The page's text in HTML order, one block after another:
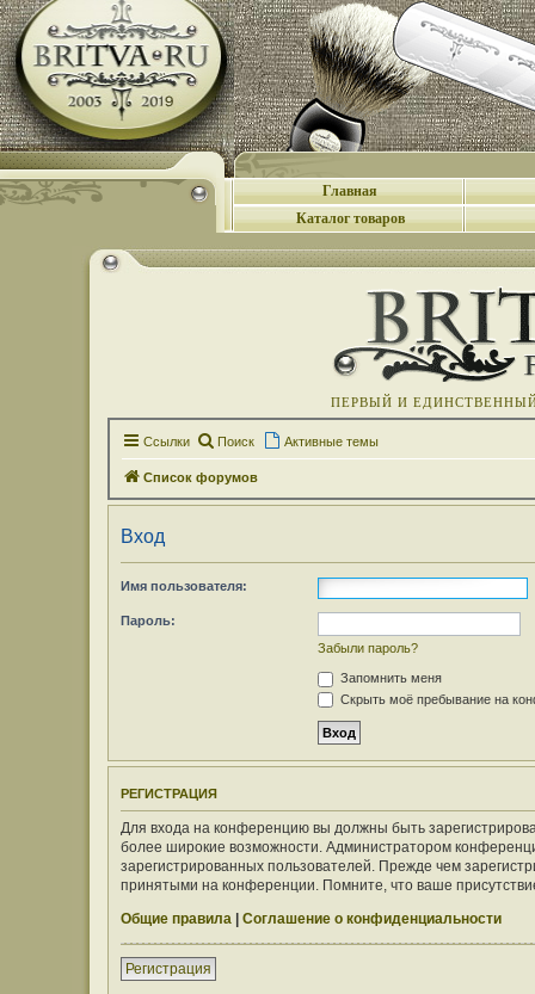
Главная
Каталог товаров
ПЕРВЫЙ И
Ссылки Поиск Активные темы
Список форумов
Вход
Имя пользователя:
Пароль:
Забыли пароль?
Запомнить меня
Скрыть моё пребывание на
РЕГИСТРАЦИЯ
Для входа на конференцию вы должны быть
более широкие возможности. Администратором
зарегистрированных пользователей. Прежде чем
принятыми на конференции. Помните, что ваше
Общие правила | Соглашение о конфиденциальности
Регистрация